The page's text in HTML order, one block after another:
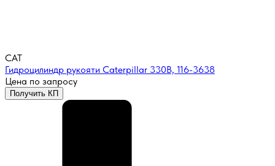
CAT
Гидроцилиндр рукояти Caterpillar 330B, 116-3638
Цена по запросу
Получить КП